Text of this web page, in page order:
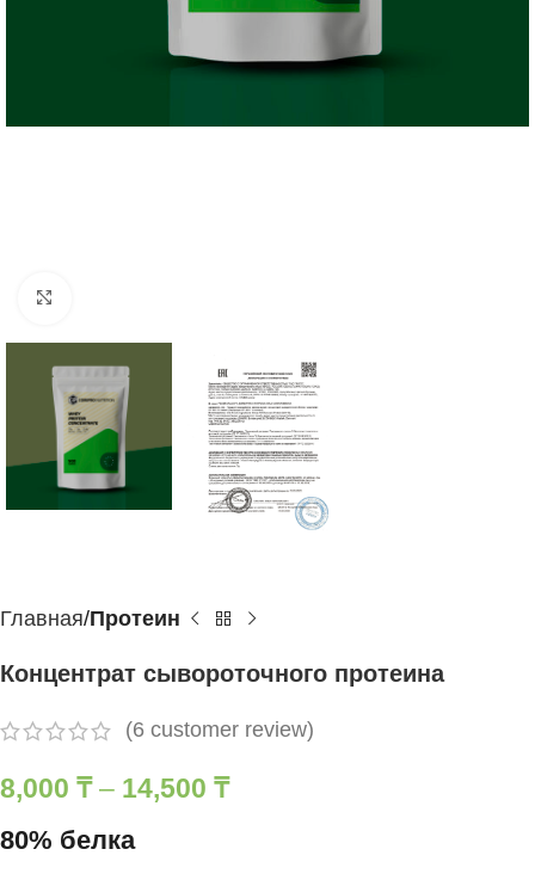
Главная Протеин
Концентрат сывороточного протеина
(6 customer review)
8,000 ₸ – 14,500 ₸
80% белка